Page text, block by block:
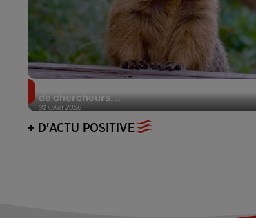
31 juillet 2026
de chercheurs...
+ D'ACTU POSITIVE